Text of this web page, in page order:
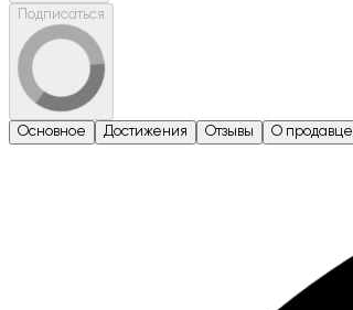
Подписаться
Основное Достижения Отзывы О продавце